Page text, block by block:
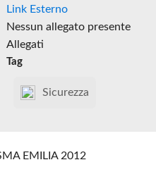
Link Esterno
Nessun allegato presente
Allegati
Tag
Sicurezza
EMILIA 2012